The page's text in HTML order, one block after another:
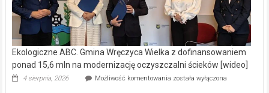
Ekologiczne ABC. Gmina Wręczyca Wielka z dofinansowaniem
ponad 15,6 mln na modernizację oczyszczalni ścieków [wideo]
4 sierpnia, 2026 Możliwość komentowania Ekologiczne
została wyłączona